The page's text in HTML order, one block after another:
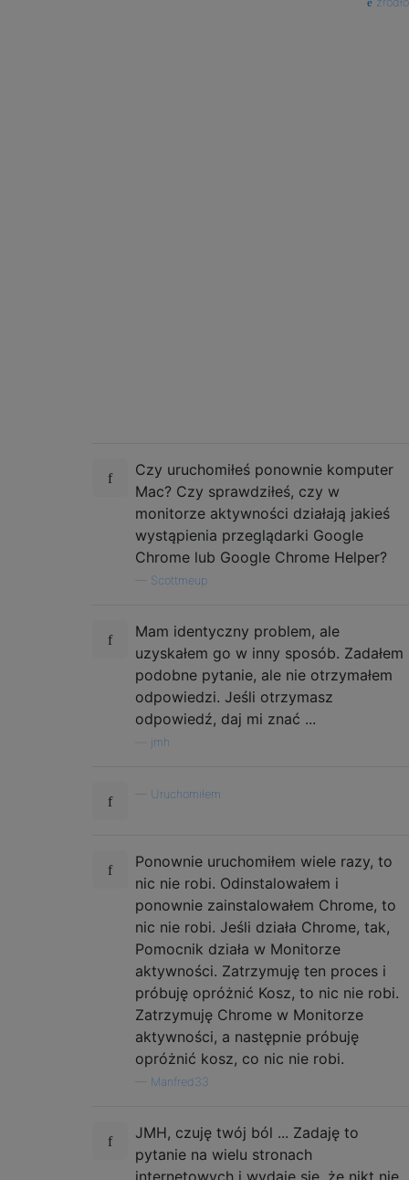
Czy uruchomiłeś ponownie komputer
Mac? Czy sprawdziłeś, czy w
monitorze aktywności działają jakieś
wystąpienia przeglądarki Google
Chrome lub Google Chrome Helper?
Scottmeup
Mam identyczny problem, ale
uzyskałem go w inny sposób. Zadałem
podobne pytanie, ale nie otrzymałem
odpowiedzi. Jeśli otrzymasz
odpowiedź, daj mi znać ...
jmh
Uruchomiłem
Ponownie uruchomiłem wiele razy, to
nic nie robi. Odinstalowałem i
ponownie zainstalowałem Chrome, to
nic nie robi. Jeśli działa Chrome, tak,
Pomocnik działa w Monitorze
aktywności. Zatrzymuję ten proces i
próbuję opróżnić Kosz, to nic nie robi.
Zatrzymuję Chrome w Monitorze
aktywności, a następnie próbuję
opróżnić kosz, co nic nie robi.
Manfred33
JMH, czuję twój ból ... Zadaję to
pytanie na wielu stronach